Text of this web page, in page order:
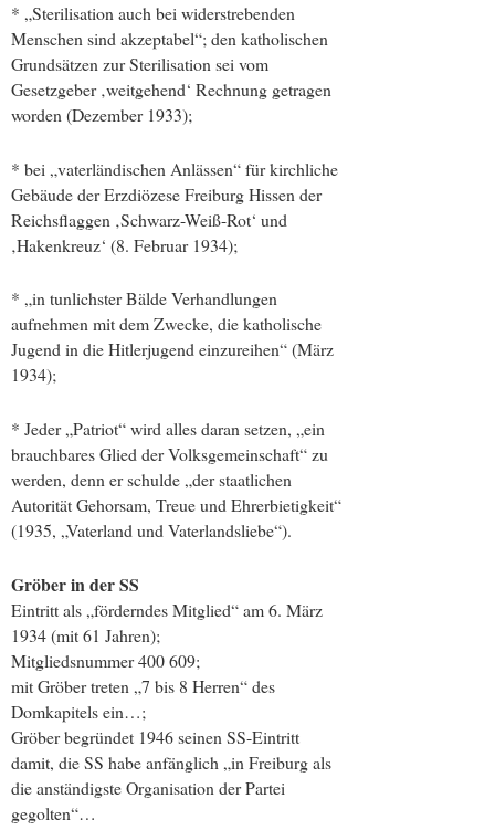
* „Sterilisation auch bei widerstrebenden
Menschen sind akzeptabel“; den katholischen
Grundsätzen zur Sterilisation sei vom
Gesetzgeber ‚weitgehend‘ Rechnung getragen
worden (Dezember 1933);
* bei „vaterländischen Anlässen“ für kirchliche
Gebäude der Erzdiözese Freiburg Hissen der
Reichsflaggen ‚Schwarz-Weiß-Rot‘ und
‚Hakenkreuz‘ (8. Februar 1934);
* „in tunlichster Bälde Verhandlungen
aufnehmen mit dem Zwecke, die katholische
Jugend in die Hitlerjugend einzureihen“ (März
1934);
* Jeder „Patriot“ wird alles daran setzen, „ein
brauchbares Glied der Volksgemeinschaft“ zu
werden, denn er schulde „der staatlichen
Autorität Gehorsam, Treue und Ehrerbietigkeit“
(1935, „Vaterland und Vaterlandsliebe“).
Gröber in der SS
Eintritt als „förderndes Mitglied“ am 6. März
1934 (mit 61 Jahren);
Mitgliedsnummer 400 609;
mit Gröber treten „7 bis 8 Herren“ des
Domkapitels ein…;
Gröber begründet 1946 seinen SS-Eintritt
damit, die SS habe anfänglich „in Freiburg als
die anständigste Organisation der Partei
gegolten“…